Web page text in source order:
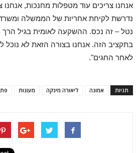
אנחנו צריכים עוד מטפלות מחנכות,
נדרשת לקיחת אחריות של הממשלה ומשרד
נטל – זה נכס. ההשקעה לאומית בגיל הרך
בתקציב הזה. אנחנו בצורה הזאת לא נוכל
לאחר החגים".
תגיות אמונה ליאורה מינקה מעונות